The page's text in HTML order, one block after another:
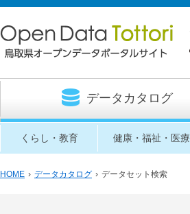
データカタログ
くらし・教育 健康・福祉・医療
HOME › データカタログ › データセット検索